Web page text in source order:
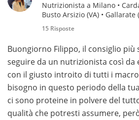
Nutrizionista a Milano •
Busto Arsizio (VA) • Gallarate
15 Risposte
Buongiorno Filippo, il consiglio più
seguire da un nutrizionista così da
con il giusto introito di tutti i
bisogno in questo periodo della
ci sono proteine in polvere del
qualità che potresti assumere,